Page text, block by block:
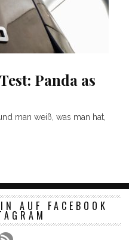
Panda as
man weiß, was man hat,
AUF FACEBOOK